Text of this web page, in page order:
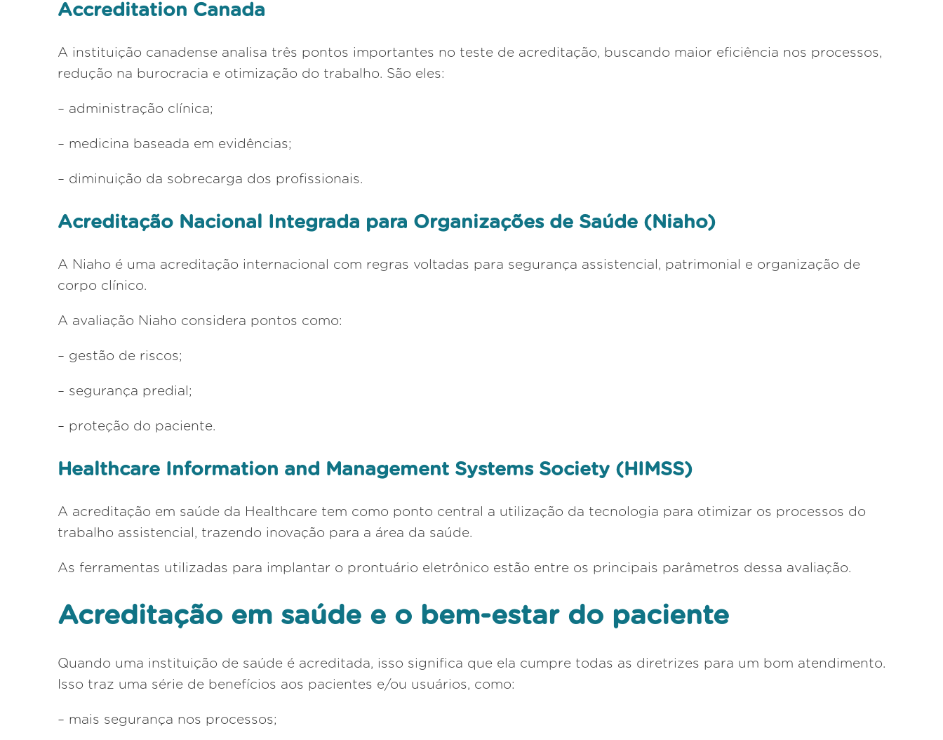
Accreditation Canada
A instituição canadense analisa três pontos importantes no teste de acreditação, buscando maior eficiência nos processos,
redução na burocracia e otimização do trabalho. São eles:
– administração clínica;
– medicina baseada em evidências;
– diminuição da sobrecarga dos profissionais.
Acreditação Nacional Integrada para Organizações de Saúde (Niaho)
A Niaho é uma acreditação internacional com regras voltadas para segurança assistencial, patrimonial e organização de
corpo clínico.
A avaliação Niaho considera pontos como:
– gestão de riscos;
– segurança predial;
– proteção do paciente.
Healthcare Information and Management Systems Society (HIMSS)
A acreditação em saúde da Healthcare tem como ponto central a utilização da tecnologia para otimizar os processos do
trabalho assistencial, trazendo inovação para a área da saúde.
As ferramentas utilizadas para implantar o prontuário eletrônico estão entre os principais parâmetros dessa avaliação.
Acreditação em saúde e o bem-estar do paciente
Quando uma instituição de saúde é acreditada, isso significa que ela cumpre todas as diretrizes para um bom atendimento.
Isso traz uma série de benefícios aos pacientes e/ou usuários, como:
– mais segurança nos processos;